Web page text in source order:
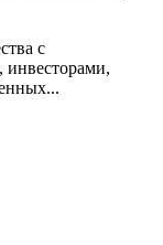
с
инвесторами,